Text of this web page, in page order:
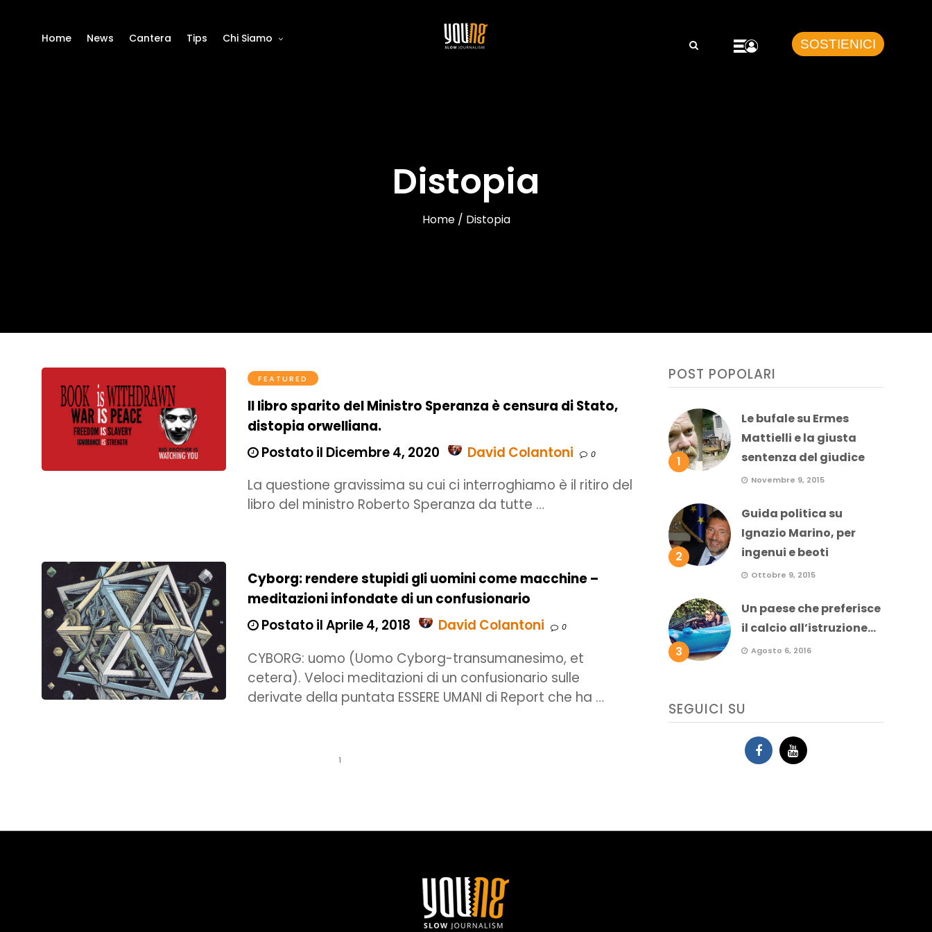
Home News Cantera Tips Chi Siamo SOSTIENICI
Distopia
Home / Distopia
FEATURED
Il libro sparito del Ministro Speranza è censura di Stato,
distopia orwelliana.
Postato il Dicembre 4, 2020
David Colantoni 0
La questione gravissima su cui ci interroghiamo è il ritiro del
libro del ministro Roberto Speranza da tutte …
Cyborg: rendere stupidi gli uomini come macchine –
meditazioni infondate di un confusionario
Postato il Aprile 4, 2018
David Colantoni 0
CYBORG: uomo (Uomo Cyborg-transumanesimo, et
cetera). Veloci meditazioni di un confusionario sulle
derivate della puntata ESSERE UMANI di Report che ha …
1
POST POPOLARI
1
Le bufale su Ermes
Mattielli e la giusta
sentenza del giudice
Novembre 9, 2015
2
Guida politica su
Ignazio Marino, per
ingenui e beoti
Ottobre 9, 2015
3
Un paese che preferisce
il calcio all’istruzione...
Agosto 6, 2016
SEGUICI SU